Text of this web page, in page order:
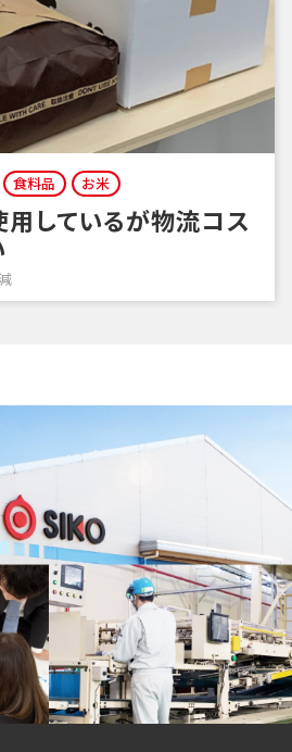
食料品 お米
しているが物流コス